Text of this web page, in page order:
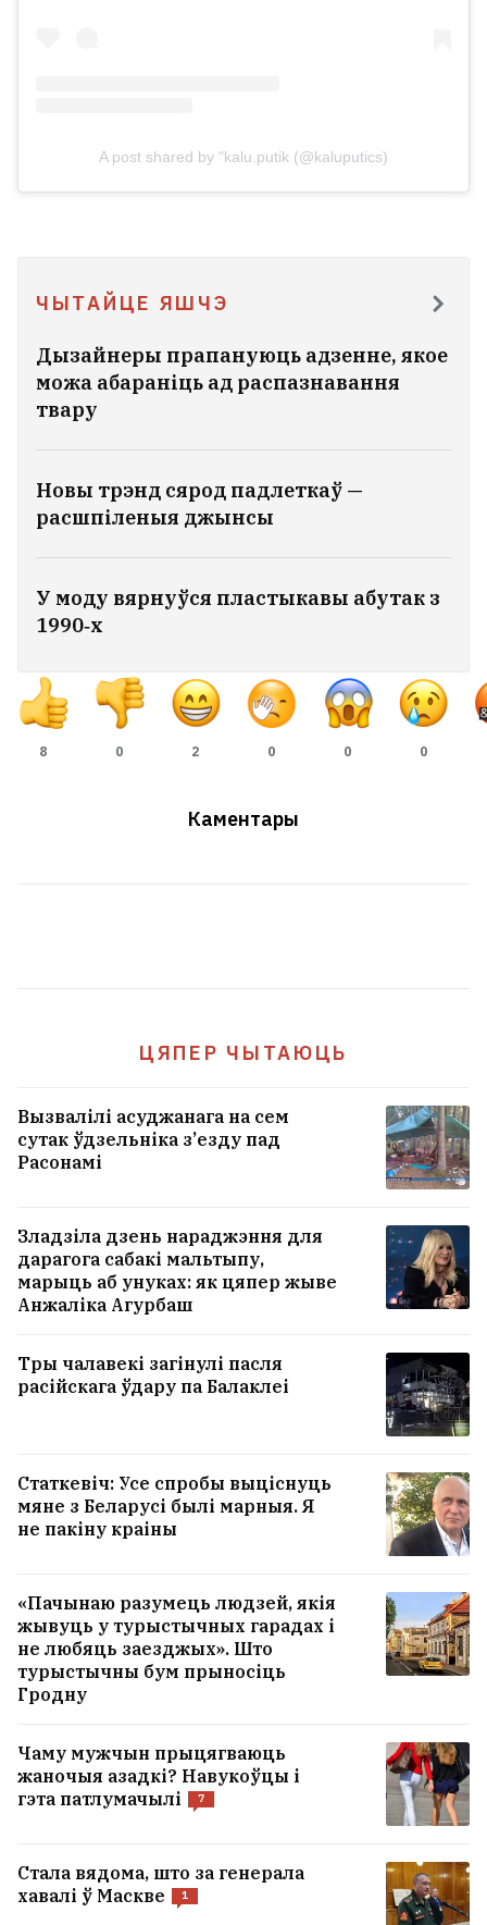
A post shared by "kalu.putik (@kaluputics)
ЧЫТАЙЦЕ ЯШЧЭ
Дызайнеры прапануюць адзенне, якое
можа абараніць ад распазнавання
твару
Новы трэнд сярод падлеткаў —
расшпіленыя джынсы
У моду вярнуўся пластыкавы абутак з
1990‑х
8 0 2 0 0 0
Каментары
ЦЯПЕР ЧЫТАЮЦЬ
Вызвалілі асуджанага на сем
сутак ўдзельніка з’езду пад
Расонамі
Зладзіла дзень нараджэння для
дарагога сабакі мальтыпу,
марыць аб унуках: як цяпер жыве
Анжаліка Агурбаш
Тры чалавекі загінулі пасля
расійскага ўдару па Балаклеі
Статкевіч: Усе спробы выціснуць
мяне з Беларусі былі марныя. Я
не пакіну краіны
«Пачынаю разумець людзей, якія
жывуць у турыстычных гарадах і
не любяць заезджых». Што
турыстычны бум прыносіць
Гродну
Чаму мужчын прыцягваюць
жаночыя азадкі? Навукоўцы і
гэта патлумачылі
7
Стала вядома, што за генерала
хавалі ў Маскве
1